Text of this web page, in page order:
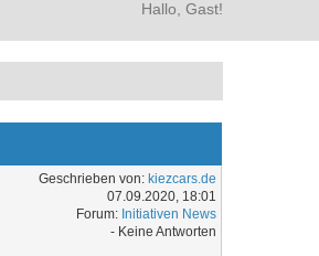
Hallo, Gast!
Geschrieben von: kiezcars.de
07.09.2020, 18:01
Forum: Initiativen News
- Keine Antworten